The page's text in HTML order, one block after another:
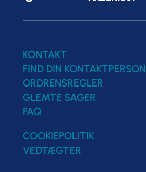
KONTAKT
FIND DIN KONTAKTPERSON
ORDRENSREGLER
GLEMTE SAGER
FAQ
COOKIEPOLITIK
VEDTÆGTER